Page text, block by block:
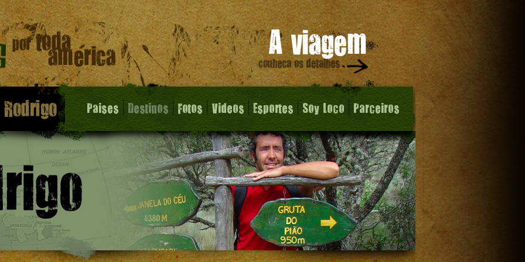
Paises Destinos Fotos Videos Esportes Soy Loco Parceiros